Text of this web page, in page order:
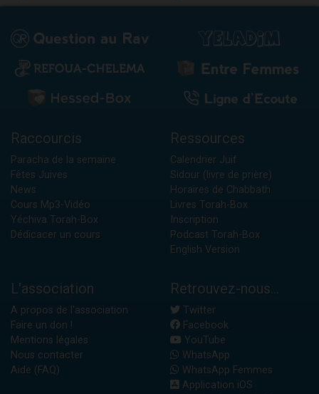
Raccourcis
Paracha de la semaine
Fêtes Juives
News
Cours Mp3-Vidéo
Yéchiva Torah-Box
Dédicacer un cours
Ressources
Calendrier Juif
Sidour (livre de prière)
Horaires de Chabbath
Livres Torah-Box
Inscription
Podcast Torah-Box
English Version
L'association
A propos de l'association
Faire un don !
Mentions légales
Nous contacter
Aide (FAQ)
Retrouvez-nous...
Twitter
Facebook
YouTube
WhatsApp
WhatsApp Femmes
Application iOS